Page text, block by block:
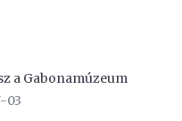
a Gabonamúzeum
03